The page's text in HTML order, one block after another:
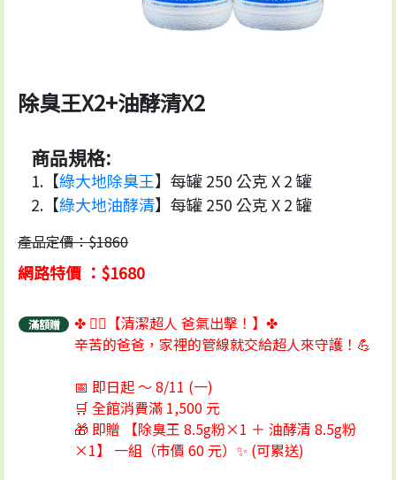
除臭王X2+油酵清X2
商品規格:
1.【綠大地除臭王】每罐 250 公克 X 2 罐
2.【綠大地油酵清】每罐 250 公克 X 2 罐
產品定價：$1860
網路特價 ：$1680
滿額贈
✤ 🦸‍♂️【清潔超人 爸氣出擊！】✤
辛苦的爸爸，家裡的管線就交給超人來守護！💪
📅 即日起 ～ 8/11 (一)
🛒 全館消費滿 1,500 元
🎁 即贈 【除臭王 8.5g粉×1 ＋ 油酵清 8.5g粉
×1】 一組（市價 60 元）✨ (可累送)